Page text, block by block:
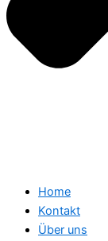
Home
Kontakt
Über uns